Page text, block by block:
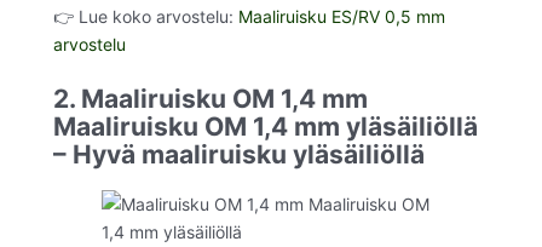
👉 Lue koko arvostelu: Maaliruisku ES/RV 0,5 mm
arvostelu
2. Maaliruisku OM 1,4 mm
Maaliruisku OM 1,4 mm yläsäiliöllä
– Hyvä maaliruisku yläsäiliöllä